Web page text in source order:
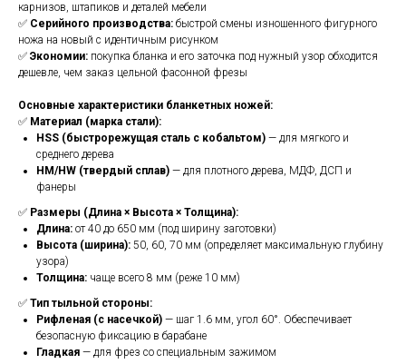
карнизов, штапиков и деталей мебели
✅ Серийного производства: быстрой смены изношенного фигурного
ножа на новый с идентичным рисунком
✅ Экономии: покупка бланка и его заточка под нужный узор обходится
дешевле, чем заказ цельной фасонной фрезы
Основные характеристики бланкетных ножей:
✅ Материал (марка стали):
HSS (быстрорежущая сталь с кобальтом) — для мягкого и
среднего дерева
HM/HW (твердый сплав) — для плотного дерева, МДФ, ДСП и
фанеры
✅ Размеры (Длина × Высота × Толщина):
Длина: от 40 до 650 мм (под ширину заготовки)
Высота (ширина): 50, 60, 70 мм (определяет максимальную глубину
узора)
Толщина: чаще всего 8 мм (реже 10 мм)
✅ Тип тыльной стороны:
Рифленая (с насечкой) — шаг 1.6 мм, угол 60°. Обеспечивает
безопасную фиксацию в барабане
Гладкая — для фрез со специальным зажимом